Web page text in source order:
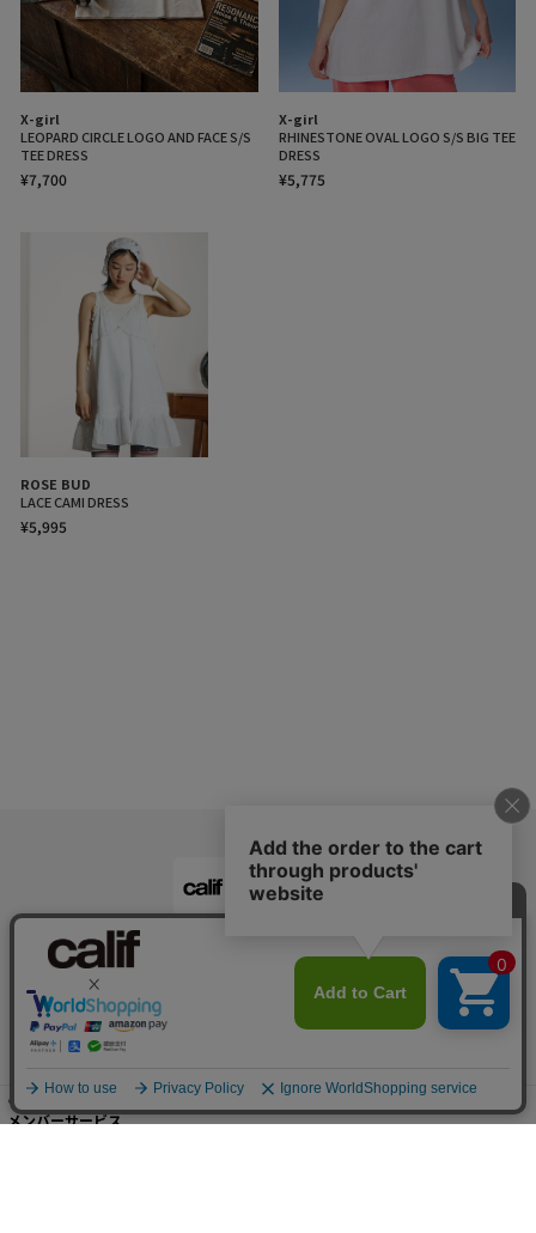
X-girl
LEOPARD CIRCLE LOGO AND FACE S/S
TEE DRESS
¥7,700
X-girl
RHINESTONE OVAL LOGO S/S BIG TEE
DRESS
¥5,775
ROSE BUD
LACE CAMI DRESS
¥5,995
ご利用ガイド
メンバーサービス
calif公式アプリ